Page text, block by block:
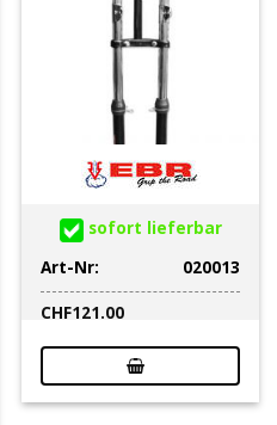
sofort lieferbar
Art-Nr:
020013
CHF121.00